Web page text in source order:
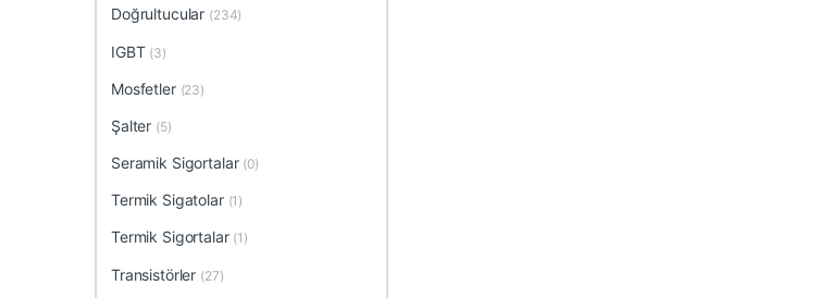
Doğrultucular (234)
IGBT (3)
Mosfetler (23)
Şalter (5)
Seramik Sigortalar (0)
Termik Sigatolar (1)
Termik Sigortalar (1)
Transistörler (27)